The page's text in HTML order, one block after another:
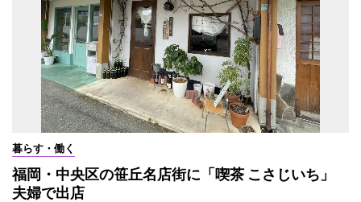
暮らす・働く
福岡・中央区の笹丘名店街に「喫茶 こさじいち」
夫婦で出店